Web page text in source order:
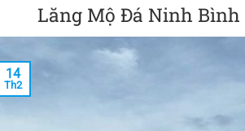
Lăng Mộ Đá Ninh Bình
14
Th2